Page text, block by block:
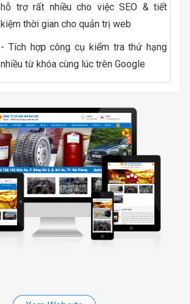
hỗ trợ rất nhiều cho việc SEO & tiết
kiệm thời gian cho quản trị web
- Tích hợp công cụ kiểm tra thứ hạng
nhiều từ khóa cùng lúc trên Google